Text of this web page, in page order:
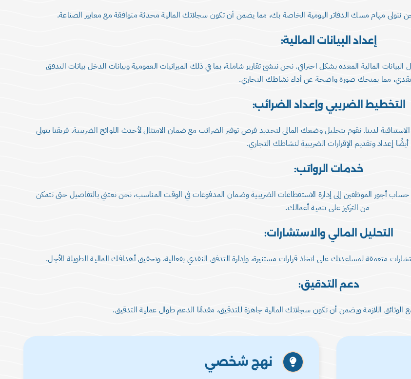
مهام مسك الدفاتر اليومية الخاصة بك، مما يضمن أن تكون سجلاتك المالية محدثة متوافقة مع معايير الصناعة.
إعداد البيانات المالية:
المالية المعدة بشكل احترافي. نحن ننشئ تقارير شاملة، بما في ذلك الميزانيات العمومية وبيانات الدخل بيانات التدفق
مما يمنحك صورة واضحة عن أداء نشاطك التجاري.
التخطيط الضريبي وإعداد الضرائب:
لدينا. نقوم بتحليل وضعك المالي لتحديد فرص توفير الضرائب مع ضمان الامتثال لأحدث اللوائح الضريبية. فريقنا يتولى
أيضًا إعداد وتقديم الإقرارات الضريبية لنشاطك التجاري.
خدمات الرواتب:
أجور الموظفين إلى إدارة الاستقطاعات الضريبية وضمان المدفوعات في الوقت المناسب، نحن نعتني بالتفاصيل حتى تتمكن
من التركيز على تنمية أعمالك.
التحليل المالي والاستشارات:
متعمقة لمساعدتك على اتخاذ قرارات مستنيرة، وإدارة التدفق النقدي بفعالية، وتحقيق أهدافك المالية الطويلة الأجل.
دعم التدقيق:
اللازمة ويضمن أن تكون سجلاتك المالية جاهزة للتدقيق، مقدمًا الدعم طوال عملية التدقيق.
نهج شخصي